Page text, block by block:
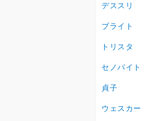
デススリ
ブライト
トリスタ
セノバイト
貞子
ウェスカー